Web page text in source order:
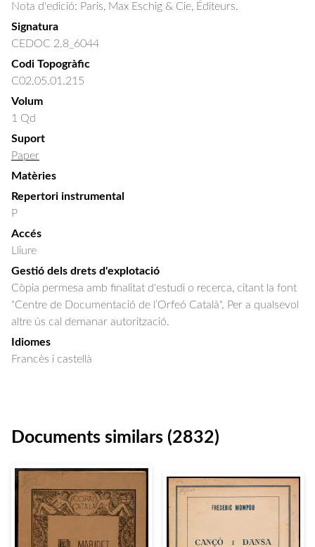
Nota d'edició: Paris, Max Eschig & Cie, Éditeurs.
Signatura
CEDOC 2.8_6044
Codi Topogràfic
C02.05.01.215
Volum
1 Qd
Suport
Paper
Matèries
Repertori instrumental
P
Accés
Lliure
Gestió dels drets d'explotació
Còpia permesa amb finalitat d'estudi o recerca, citant la font
"Centre de Documentació de l’Orfeó Català". Per a qualsevol
altre ús cal demanar autorització.
Idiomes
Francès i castellà
Documents similars (2832)